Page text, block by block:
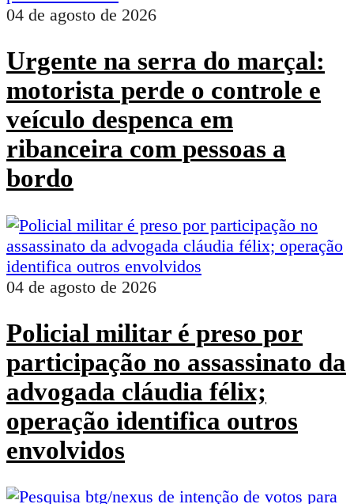
04 de agosto de 2026
Urgente na serra do marçal:
motorista perde o controle e
veículo despenca em
ribanceira com pessoas a
bordo
04 de agosto de 2026
Policial militar é preso por
participação no assassinato da
advogada cláudia félix;
operação identifica outros
envolvidos